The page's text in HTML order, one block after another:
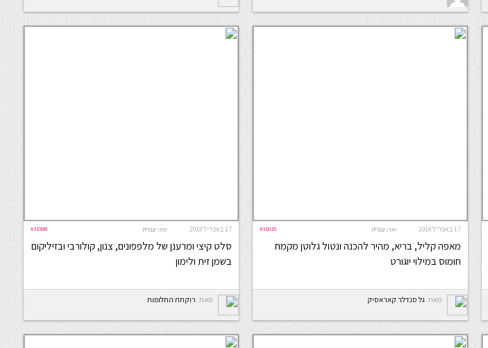
17 באפריל 2018 #31035 שפה: עברית
מאפה קליל, בריא, מהיר להכנה ונטול גלוטן מקמח
חומוס במילוי יוגורט
מאת: גל סנדלר קאראסיק
17 באפריל 2018 #31588 שפה: עברית
סלט קיצי ומרענן של מלפפונים, צנון, קולורבי ובזיליקום
בשמן זית ולימון
מאת: רוקחת החלומות